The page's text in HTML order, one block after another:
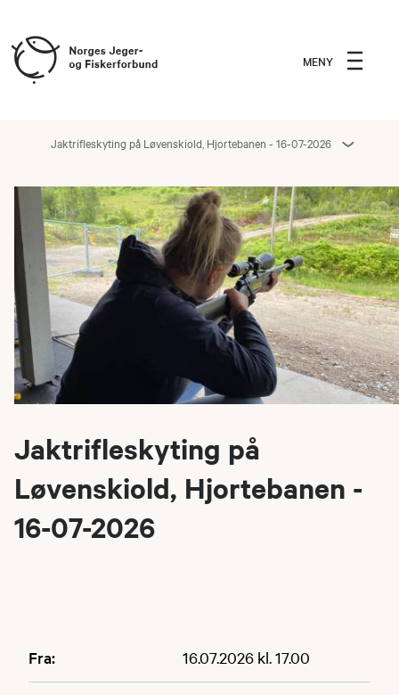
MENY
Jaktrifleskyting på Løvenskiold, Hjortebanen - 16-07-2026
Jaktrifleskyting på
Løvenskiold, Hjortebanen -
16-07-2026
Fra: 16.07.2026 kl. 17.00